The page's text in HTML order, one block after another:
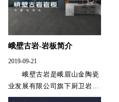
峨壁古岩-岩板简介
2019-09-21
峨壁古岩是峨眉山金陶瓷
业发展有限公司旗下厨卫岩板
定制品牌。拥有意大利喷墨印